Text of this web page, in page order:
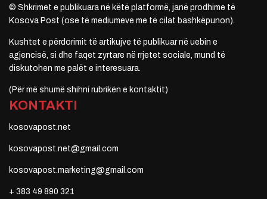
© Shkrimet e publikuara në këtë platformë, janë prodhime të
Kosova Post (ose të mediumeve me të cilat bashkëpunon).
Kushtet e përdorimit të artikujve të publikuar në uebin e
agjencisë, si dhe faqet zyrtare në rrjetet sociale, mund të
diskutohen me palët e interesuara.
(Për më shumë shihni rubrikën e kontaktit)
KONTAKTI
kosovapost.net
kosovapost.net@gmail.com
kosovapost.marketing@gmail.com
+ 383 49 890 321